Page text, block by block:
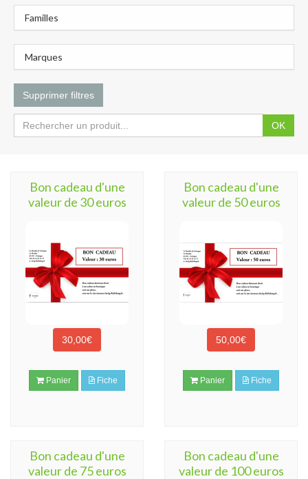
Familles
Marques
Supprimer filtres
OK
Bon cadeau d'une
valeur de 30 euros
30,00€
Panier Fiche
Bon cadeau d'une
valeur de 50 euros
50,00€
Panier Fiche
Bon cadeau d'une
valeur de 75 euros
Bon cadeau d'une
valeur de 100 euros